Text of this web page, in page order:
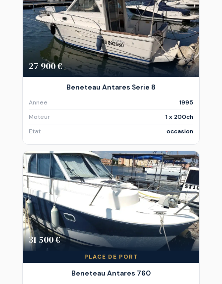
27 900 €
Beneteau Antares Serie 8
Annee
1995
Moteur
1 x 200ch
Etat
occasion
31 500 €
PLACE DE PORT
Beneteau Antares 760